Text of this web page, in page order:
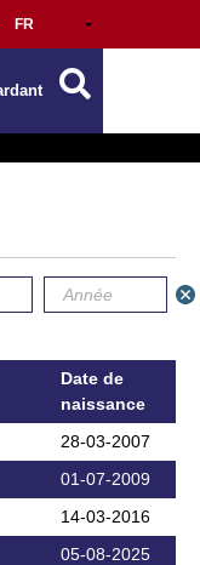
Date de
naissance
28-03-2007
01-07-2009
14-03-2016
05-08-2025